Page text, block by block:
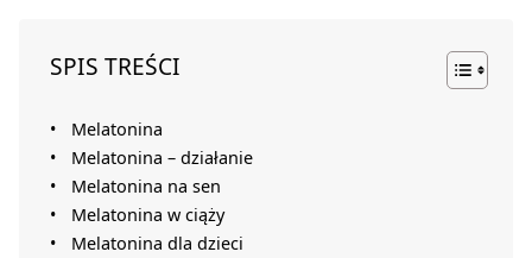
SPIS TREŚCI
Melatonina
Melatonina – działanie
Melatonina na sen
Melatonina w ciąży
Melatonina dla dzieci